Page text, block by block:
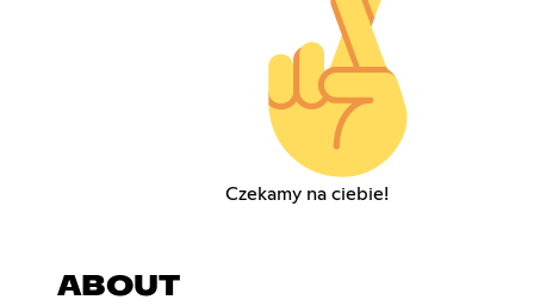
Czekamy na ciebie!
ABOUT